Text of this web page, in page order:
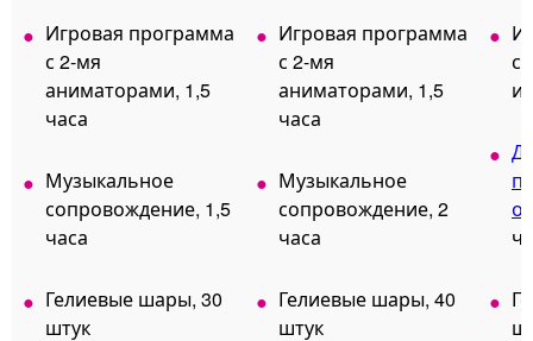
Игровая программа
с 2-мя
аниматорами, 1,5
часа
Музыкальное
сопровождение, 1,5
часа
Гелиевые шары, 30
штук
Игровая программа
с 2-мя
аниматорами, 1,5
часа
Музыкальное
сопровождение, 2
часа
Гелиевые шары, 40
штук
с